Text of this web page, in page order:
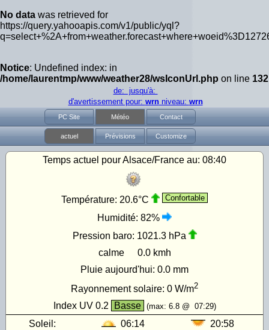
No data was retrieved for
https://query.yahooapis.com/v1/public/yql?
Notice: Undefined index: in
/home/laurentmp/www/weather28/wsIconUrl.php on line 132
de: jusqu'à:
d'avertissement pour: wrnniveau: wrn
PC Site Météo Contact
actuel Prévisions Customize
Temps actuel pour Alsace/France au: 08:40
Température: 20.6°C Confortable
Humidité: 82%
Pression baro: 1021.3 hPa
calme
0.0 kmh
Pluie aujourd'hui: 0.0 mm
Rayonnement solaire: 0 W/m2
Index UV 0.2 Basse (max: 6.8@ 07:29)
Soleil: 06:14
20:58